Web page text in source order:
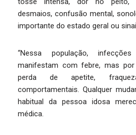
desmaios, confusão mental,
importante do estado geral ou
“Nessa população,
manifestam com febre, mas
perda de apetite,
comportamentais. Qualquer
habitual da pessoa idosa
médica.